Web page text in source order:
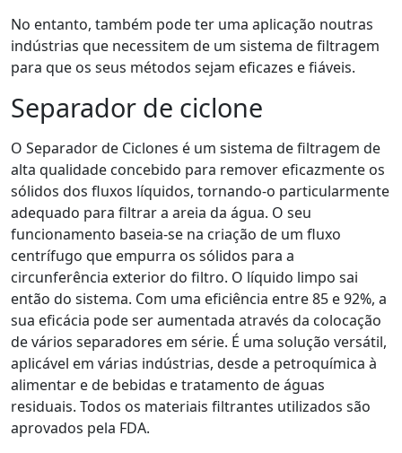
No entanto, também pode ter uma aplicação noutras
indústrias que necessitem de um sistema de filtragem
para que os seus métodos sejam eficazes e fiáveis.
Separador de ciclone
O Separador de Ciclones é um sistema de filtragem de
alta qualidade concebido para remover eficazmente os
sólidos dos fluxos líquidos, tornando-o particularmente
adequado para filtrar a areia da água. O seu
funcionamento baseia-se na criação de um fluxo
centrífugo que empurra os sólidos para a
circunferência exterior do filtro. O líquido limpo sai
então do sistema. Com uma eficiência entre 85 e 92%, a
sua eficácia pode ser aumentada através da colocação
de vários separadores em série. É uma solução versátil,
aplicável em várias indústrias, desde a petroquímica à
alimentar e de bebidas e tratamento de águas
residuais. Todos os materiais filtrantes utilizados são
aprovados pela FDA.